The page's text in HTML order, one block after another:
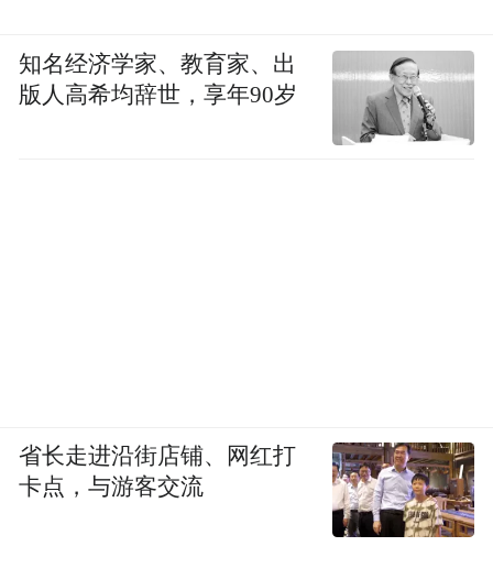
知名经济学家、教育家、出
版人高希均辞世，享年90岁
省长走进沿街店铺、网红打
卡点，与游客交流